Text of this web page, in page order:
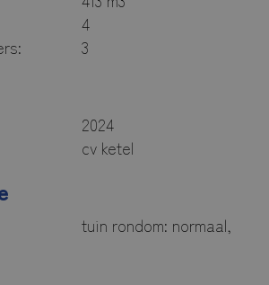
4
3
2024
cv ketel
tuin rondom: normaal,